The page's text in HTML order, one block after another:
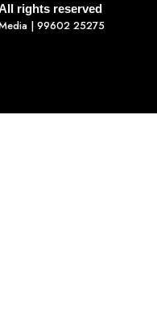
rights reserved
| 99602 25275